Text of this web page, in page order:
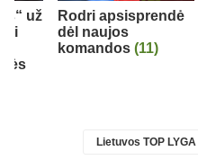
už
Rodri apsisprendė
dėl naujos
komandos (11)
Lietuvos TOP LYGA